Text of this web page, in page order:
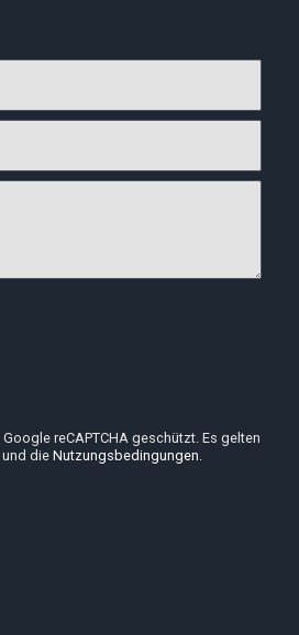
reCAPTCHA geschützt. Es gelten
dieNutzungsbedingungen